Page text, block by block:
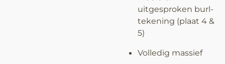
uitgesproken burl-
tekening (plaat 4 &
5)
Volledig massief